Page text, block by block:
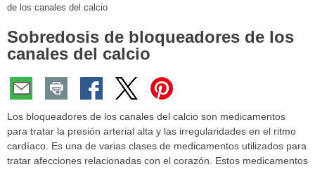
está
de los canales del calcio
Sobredosis de bloqueadores de los
canales del calcio
Los bloqueadores de los canales del calcio son medicamentos
para tratar la presión arterial alta y las irregularidades en el ritmo
cardíaco. Es una de varias clases de medicamentos utilizados para
tratar afecciones relacionadas con el corazón. Estos medicamentos